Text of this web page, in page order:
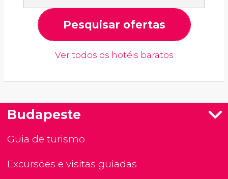
Pesquisar ofertas
Ver todos os hotéis baratos
Budapeste
Guia de turismo
Excursões e visitas guiadas